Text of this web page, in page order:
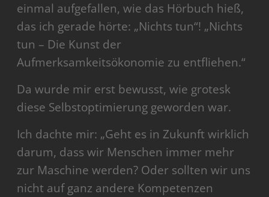
einmal aufgefallen, wie das Hörbuch hieß,
das ich gerade hörte: „Nichts tun“! „Nichts
tun – Die Kunst der
Aufmerksamkeitsökonomie zu entfliehen.“
Da wurde mir erst bewusst, wie grotesk
diese Selbstoptimierung geworden war.
Ich dachte mir: „Geht es in Zukunft wirklich
darum, dass wir Menschen immer mehr
zur Maschine werden? Oder sollten wir uns
nicht auf ganz andere Kompetenzen